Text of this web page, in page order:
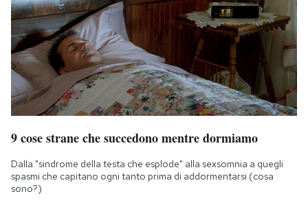
9 cose strane che succedono mentre dormiamo
Dalla "sindrome della testa che esplode" alla sexsomnia a quegli
spasmi che capitano ogni tanto prima di addormentarsi (cosa
sono?)